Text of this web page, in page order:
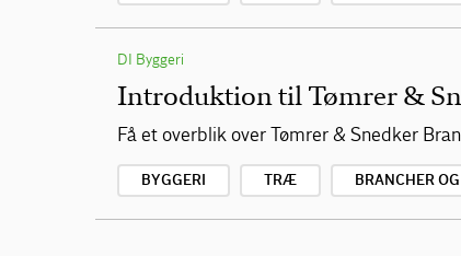
DI Byggeri
Introduktion til Tømrer &
Få et overblik over Tømrer & Snedker
BYGGERI TRÆ BRANCHER